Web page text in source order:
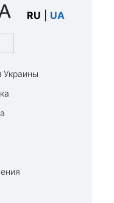
RU UA
Украины